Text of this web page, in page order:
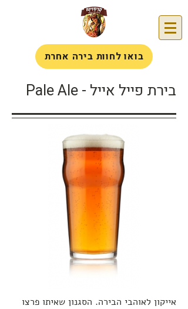
בואו לחוות בירה אחרת
בירת פייל אייל - Pale Ale
אייקון לאוהבי הבירה. הסגנון שאיתו פרצו